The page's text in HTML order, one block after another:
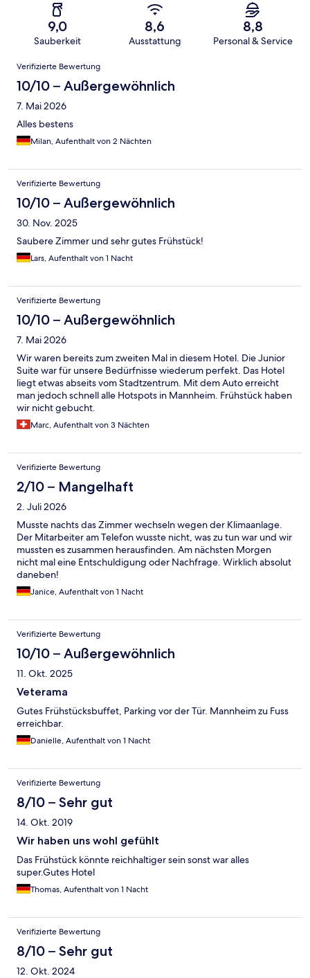
9,0
Sauberkeit
8,6
Ausstattung
8,8
Personal & Service
Bewertungen
Verifizierte Bewertung
10/10 – Außergewöhnlich
7. Mai 2026
Alles bestens
Milan, Aufenthalt von 2 Nächten
Verifizierte Bewertung
10/10 – Außergewöhnlich
30. Nov. 2025
Saubere Zimmer und sehr gutes Frühstück!
Lars, Aufenthalt von 1 Nacht
Verifizierte Bewertung
10/10 – Außergewöhnlich
7. Mai 2026
Wir waren bereits zum zweiten Mal in diesem Hotel. Die Junior
Suite war für unsere Bedürfnisse wiederum perfekt. Das Hotel
liegt etwas abseits vom Stadtzentrum. Mit dem Auto erreicht
man jedoch schnell alle Hotspots in Mannheim. Frühstück haben
wir nicht gebucht.
Marc, Aufenthalt von 3 Nächten
Verifizierte Bewertung
2/10 – Mangelhaft
2. Juli 2026
Musste nachts das Zimmer wechseln wegen der Klimaanlage.
Der Mitarbeiter am Telefon wusste nicht, was zu tun war und wir
mussten es zusammen herausfinden. Am nächsten Morgen
nicht mal eine Entschuldigung oder Nachfrage. Wirklich absolut
daneben!
Janice, Aufenthalt von 1 Nacht
Verifizierte Bewertung
10/10 – Außergewöhnlich
11. Okt. 2025
Veterama
Gutes Frühstücksbuffet, Parking vor der Tür. Mannheim zu Fuss
erreichbar.
Danielle, Aufenthalt von 1 Nacht
Verifizierte Bewertung
8/10 – Sehr gut
14. Okt. 2019
Wir haben uns wohl gefühlt
Das Frühstück könnte reichhaltiger sein sonst war alles
super.Gutes Hotel
Thomas, Aufenthalt von 1 Nacht
Verifizierte Bewertung
8/10 – Sehr gut
12. Okt. 2024